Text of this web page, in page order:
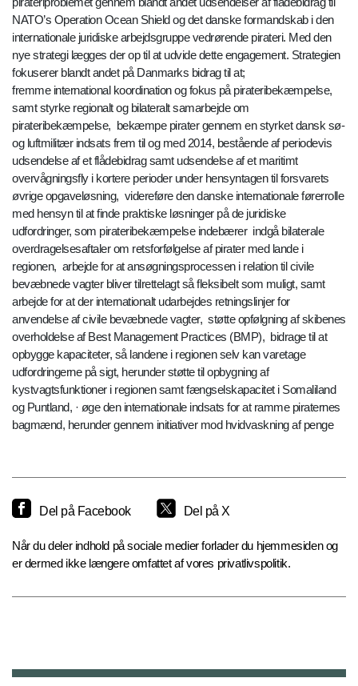
NATO’s Operation Ocean Shield og det danske formandskab i den
internationale juridiske arbejdsgruppe vedrørende pirateri. Med den
nye strategi lægges der op til at udvide dette engagement. Strategien
fokuserer blandt andet på Danmarks bidrag til at;
fremme international koordination og fokus på pirateribekæmpelse,
samt styrke regionalt og bilateralt samarbejde om
pirateribekæmpelse, bekæmpe pirater gennem en styrket dansk sø-
og luftmilitær indsats frem til og med 2014, bestående af periodevis
udsendelse af et flådebidrag samt udsendelse af et maritimt
overvågningsfly i kortere perioder under hensyntagen til forsvarets
øvrige opgaveløsning, videreføre den danske internationale førerrolle
med hensyn til at finde praktiske løsninger på de juridiske
udfordringer, som pirateribekæmpelse indebærer indgå bilaterale
overdragelsesaftaler om retsforfølgelse af pirater med lande i
regionen, arbejde for at ansøgningsprocessen i relation til civile
bevæbnede vagter bliver tilrettelagt så fleksibelt som muligt, samt
arbejde for at der internationalt udarbejdes retningslinjer for
anvendelse af civile bevæbnede vagter, støtte opfølgning af skibenes
overholdelse af Best Management Practices (BMP), bidrage til at
opbygge kapaciteter, så landene i regionen selv kan varetage
udfordringerne på sigt, herunder støtte til opbygning af
kystvagtsfunktioner i regionen samt fængselskapacitet i Somaliland
og Puntland, · øge den internationale indsats for at ramme piraternes
bagmænd, herunder gennem initiativer mod hvidvaskning af penge
Del på Facebook Del på X
Når du deler indhold på sociale medier forlader du hjemmesiden og
er dermed ikke længere omfattet af vores privatlivspolitik.